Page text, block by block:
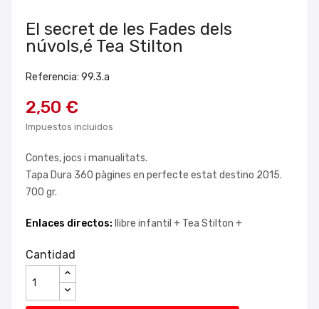
El secret de les Fades dels
núvols,é Tea Stilton
Referencia: 99.3.a
2,50 €
Impuestos incluidos
Contes, jocs i manualitats.
Tapa Dura 360 pàgines en perfecte estat destino 2015.
700 gr.
Enlaces directos: llibre infantil + Tea Stilton +
Cantidad